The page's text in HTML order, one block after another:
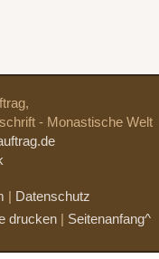
- Monastische Welt
Datenschutz
drucken
Seitenanfang^